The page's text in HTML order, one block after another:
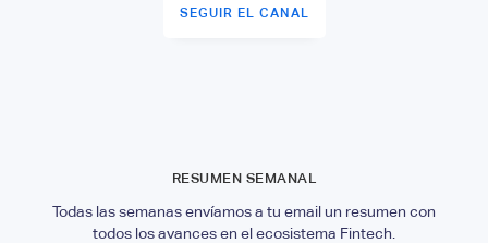
SEGUIR EL CANAL
RESUMEN SEMANAL
Todas las semanas envíamos a tu email un resumen con
todos los avances en el ecosistema Fintech.